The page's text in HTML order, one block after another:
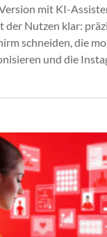
mit KI-
der Nutzen klar:
schneiden, die
und die